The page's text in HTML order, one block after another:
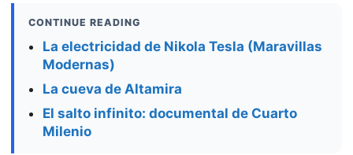
CONTINUE READING
La electricidad de Nikola Tesla (Maravillas
Modernas)
La cueva de Altamira
El salto infinito: documental de Cuarto
Milenio